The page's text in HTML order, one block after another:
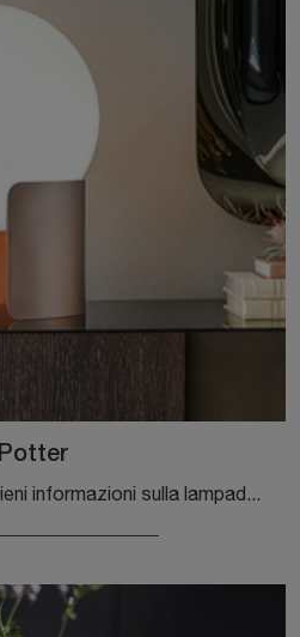
Potter
Lampade da tavolo: ottieni informazioni sulla lampada Potter in metallo che ti consigliamo.